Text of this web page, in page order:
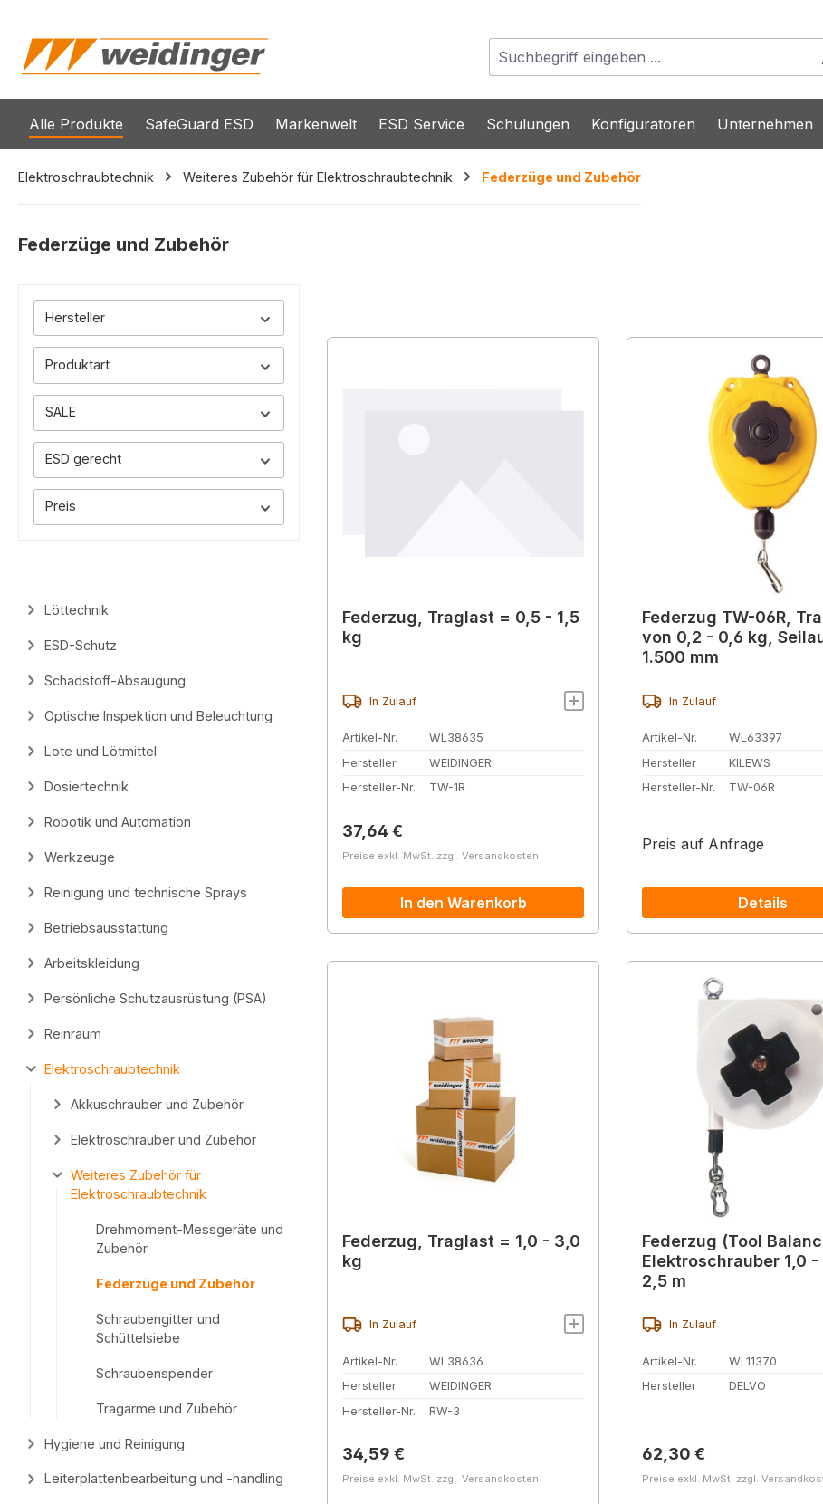
Alle Produkte SafeGuard ESD Markenwelt ESD Service Schulungen Konfiguratoren Unternehmen
Elektroschraubtechnik Weiteres Zubehör für Elektroschraubtechnik Federzüge und Zubehör
Federzüge und Zubehör
Hersteller
Produktart
SALE
ESD gerecht
Preis
Löttechnik
ESD-Schutz
Schadstoff-Absaugung
Optische Inspektion und Beleuchtung
Lote und Lötmittel
Dosiertechnik
Robotik und Automation
Werkzeuge
Reinigung und technische Sprays
Betriebsausstattung
Arbeitskleidung
Persönliche Schutzausrüstung (PSA)
Reinraum
Elektroschraubtechnik
Akkuschrauber und Zubehör
Elektroschrauber und Zubehör
Weiteres Zubehör für
Elektroschraubtechnik
Drehmoment-Messgeräte und
Zubehör
Federzüge und Zubehör
Schraubengitter und
Schüttelsiebe
Schraubenspender
Tragarme und Zubehör
Hygiene und Reinigung
Leiterplattenbearbeitung und -handling
Federzug, Traglast = 0,5 - 1,5
kg
In Zulauf
Artikel-Nr.
WL38635
Hersteller
WEIDINGER
Hersteller-Nr.
TW-1R
Regulärer Preis:
37,64 €
Preise exkl. MwSt. zzgl. Versandkosten
In den Warenkorb
Federzug TW-06R,
von 0,2 - 0,6 kg,
1.500 mm
In Zulauf
Artikel-Nr.
WL63397
Hersteller
KILEWS
Hersteller-Nr.
TW-06R
Preis auf Anfrage
Details
Federzug, Traglast = 1,0 - 3,0
kg
In Zulauf
Artikel-Nr.
WL38636
Hersteller
WEIDINGER
Hersteller-Nr.
RW-3
Regulärer Preis:
34,59 €
Preise exkl. MwSt. zzgl. Versandkosten
Federzug (Tool
Elektroschrauber 1,0 -
2,5 m
In Zulauf
Artikel-Nr.
WL11370
Hersteller
DELVO
Regulärer Preis:
62,30 €
Preise exkl. MwSt. zzgl.